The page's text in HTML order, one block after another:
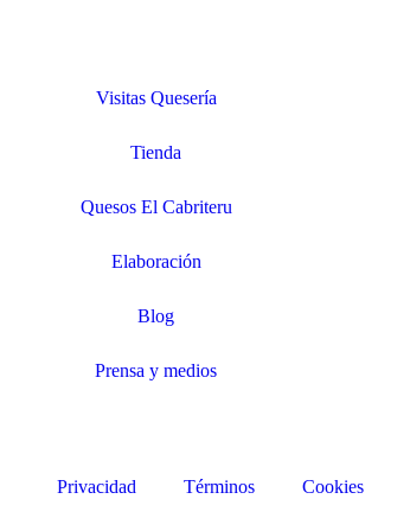
Visitas Quesería
Tienda
Quesos El Cabriteru
Elaboración
Blog
Prensa y medios
Privacidad Términos Cookies